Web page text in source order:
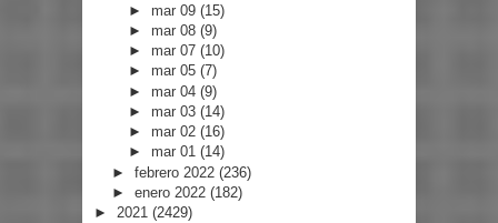
► mar 09(15)
► mar 08(9)
► mar 07(10)
► mar 05(7)
► mar 04(9)
► mar 03(14)
► mar 02(16)
► mar 01(14)
► febrero 2022 (236)
► enero 2022 (182)
► 2021 (2429)